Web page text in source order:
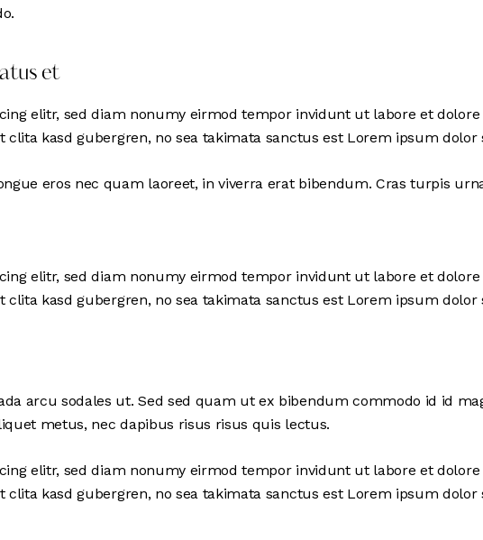
et
elitr, sed diam nonumy eirmod tempor invidunt ut labore et
kasd gubergren, no sea takimata sanctus est Lorem ipsum dolor
eros nec quam laoreet, in viverra erat bibendum. Cras turpis
elitr, sed diam nonumy eirmod tempor invidunt ut labore et
kasd gubergren, no sea takimata sanctus est Lorem ipsum dolor
arcu sodales ut. Sed sed quam ut ex bibendum commodo id id
metus, nec dapibus risus risus quis lectus.
elitr, sed diam nonumy eirmod tempor invidunt ut labore et
kasd gubergren, no sea takimata sanctus est Lorem ipsum dolor